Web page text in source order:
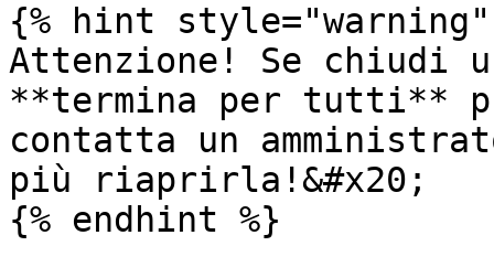
{% hint style="warning"
Attenzione! Se chiudi
**termina per tutti**
contatta un
più riaprirla!&#x20;
{% endhint %}